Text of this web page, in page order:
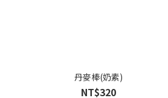
丹麥棒(奶素)
NT$320